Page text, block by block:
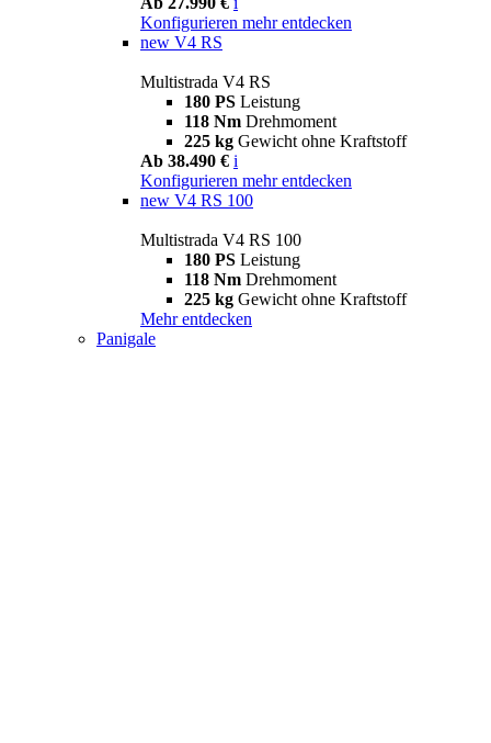
Konfigurieren mehr entdecken
new V4 RS
Multistrada V4 RS
180 PS Leistung
118 Nm Drehmoment
225 kg Gewicht ohne Kraftstoff
Ab 38.490 € i
Konfigurieren mehr entdecken
new V4 RS 100
Multistrada V4 RS 100
180 PS Leistung
118 Nm Drehmoment
225 kg Gewicht ohne Kraftstoff
Mehr entdecken
Panigale